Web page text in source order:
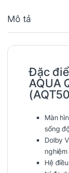
Mô tả
Đặc
AQUA
Màn
sống
Dolby
Hệ